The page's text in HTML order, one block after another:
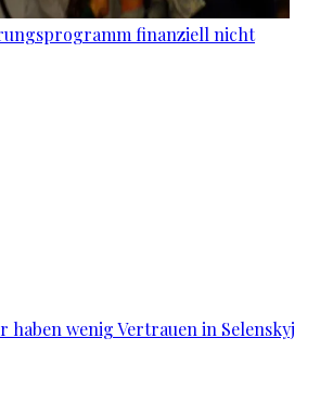
finanziell nicht
haben wenig Vertrauen in Selenskyj